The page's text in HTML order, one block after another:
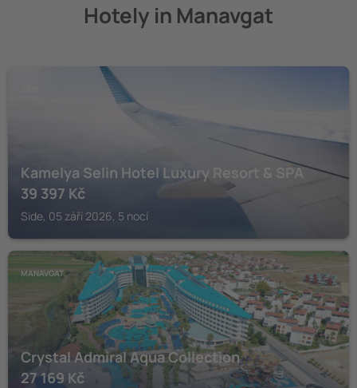
Hotely in Manavgat
Kamelya Selin Hotel Luxury Resort & SPA
39 397 Kč
Side, 05 září 2026, 5 nocí
MANAVGAT
Crystal Admiral Aqua Collection
27 169 Kč